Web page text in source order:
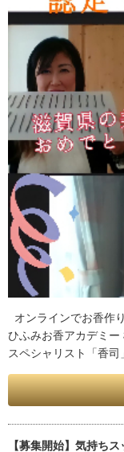
オンラインでお香作
ひふみお香アカデミ
スペシャリスト「香
【募集開始】気持ち